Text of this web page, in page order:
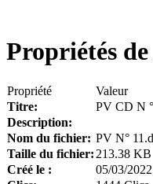
Propriétés de
Propriété
Valeur
Titre:
PV CD N °
Description:
Nom du fichier: PV N°
Taille du fichier: 213.38 KB
Créé le :
05/03/